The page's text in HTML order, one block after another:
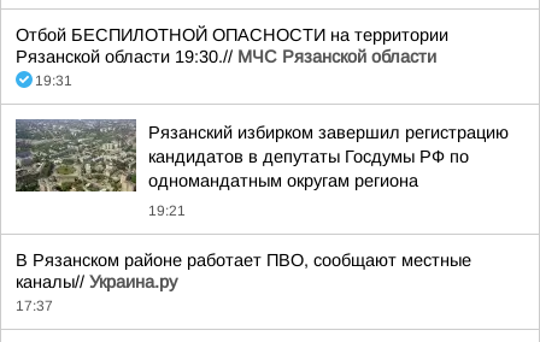
Отбой БЕСПИЛОТНОЙ ОПАСНОСТИ на территории
Рязанской области 19:30.// МЧС Рязанской области
19:31
Рязанский избирком завершил регистрацию
кандидатов в депутаты Госдумы РФ по
одномандатным округам региона
19:21
В Рязанском районе работает ПВО, сообщают местные
каналы// Украина.ру
17:37